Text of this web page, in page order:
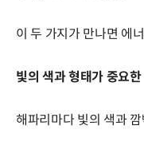
이 두 가지가 만나면 에
빛의 색과 형태가 중요
해파리마다 빛의 색과